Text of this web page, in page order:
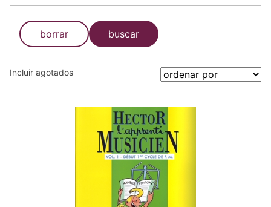
borrar buscar
Incluir agotados